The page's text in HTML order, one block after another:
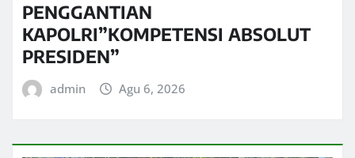
PENGGANTIAN
KAPOLRI”KOMPETENSI ABSOLUT
PRESIDEN”
admin Agu 6, 2026